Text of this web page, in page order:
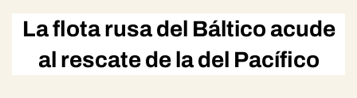
La flota rusa del Báltico acude
al rescate de la del Pacífico